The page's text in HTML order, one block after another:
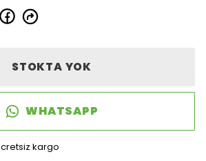
STOKTA YOK
WHATSAPP
kargo